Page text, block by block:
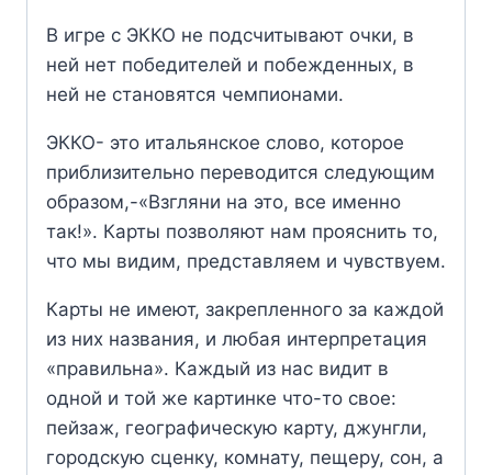
В игре с ЭККО не подсчитывают очки, в
ней нет победителей и побежденных, в
ней не становятся чемпионами.
ЭККО- это итальянское слово, которое
приблизительно переводится следующим
образом,-«Взгляни на это, все именно
так!». Карты позволяют нам прояснить то,
что мы видим, представляем и чувствуем.
Карты не имеют, закрепленного за каждой
из них названия, и любая интерпретация
«правильна». Каждый из нас видит в
одной и той же картинке что-то свое:
пейзаж, географическую карту, джунгли,
городскую сценку, комнату, пещеру, сон, а